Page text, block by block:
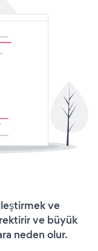
ve
ve büyük
neden olur.